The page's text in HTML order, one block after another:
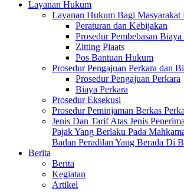
Layanan Hukum
Layanan Hukum Bagi Masyarakat
Peraturan dan Kebijakan
Prosedur Pembebasan
Zitting Plaats
Pos Bantuan Hukum
Prosedur Pengajuan Perkara dan
Prosedur Pengajuan Perkara
Biaya Perkara
Prosedur Eksekusi
Prosedur Peminjaman Berkas
Jenis Dan Tarif Atas Jenis
Pajak Yang Berlaku Pada
Badan Peradilan Yang Berada Di
Berita
Berita
Kegiatan
Artikel